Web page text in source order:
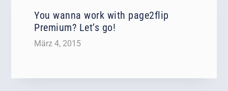
You wanna work with page2flip
Premium? Let’s go!
März 4, 2015